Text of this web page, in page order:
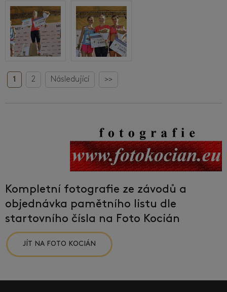
1 2 Následující >>
Kompletní fotografie ze závodů a
objednávka pamětního listu dle
startovního čísla na Foto Kocián
JÍT NA FOTO KOCIÁN